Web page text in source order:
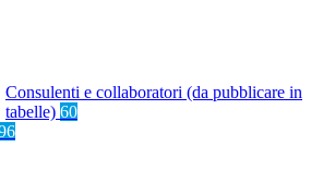
Consulenti e collaboratori (da pubblicare in
tabelle) 60